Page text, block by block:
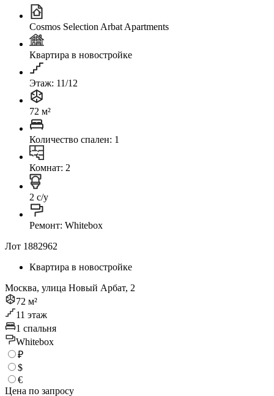
Cosmos Selection Arbat Apartments
Квартира в новостройке
Этаж: 11/12
72 м²
Количество спален: 1
Комнат: 2
2 с/у
Ремонт: Whitebox
Лот 1882962
Квартира в новостройке
Москва, улица Новый Арбат, 2
72 м²
11 этаж
1 спальня
Whitebox
₽
$
€
Цена по запросу